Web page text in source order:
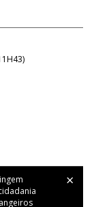
)
de uma